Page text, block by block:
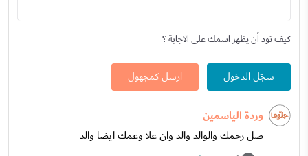
كيف تود أن يظهر اسمك على الاجابة ؟
سجّل الدخول ارسل كمجهول
وردة الياسمين
صل رحمك والوالد والد وان علا وعمك ايضا والد